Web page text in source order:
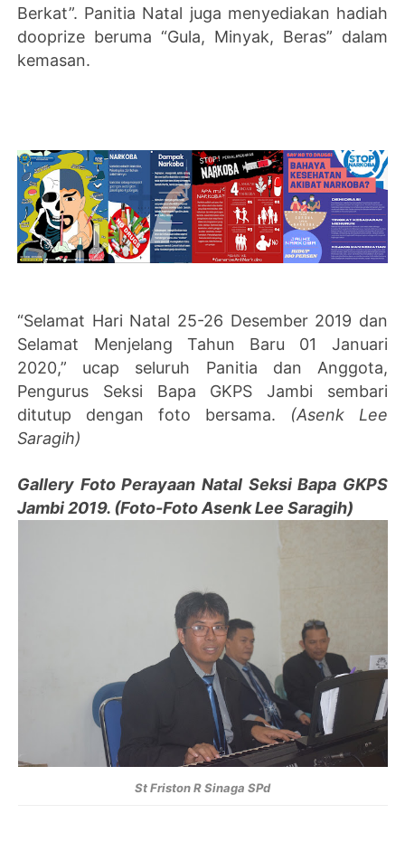
Berkat”. Panitia Natal juga menyediakan hadiah
dooprize beruma “Gula, Minyak, Beras” dalam
kemasan.
“Selamat Hari Natal 25-26 Desember 2019 dan
Selamat Menjelang Tahun Baru 01 Januari
2020,” ucap seluruh Panitia dan Anggota,
Pengurus Seksi Bapa GKPS Jambi sembari
ditutup dengan foto bersama.
(Asenk Lee
Saragih)
Gallery Foto Perayaan Natal Seksi Bapa GKPS
Jambi 2019. (Foto-Foto Asenk Lee Saragih)
St Friston R Sinaga SPd